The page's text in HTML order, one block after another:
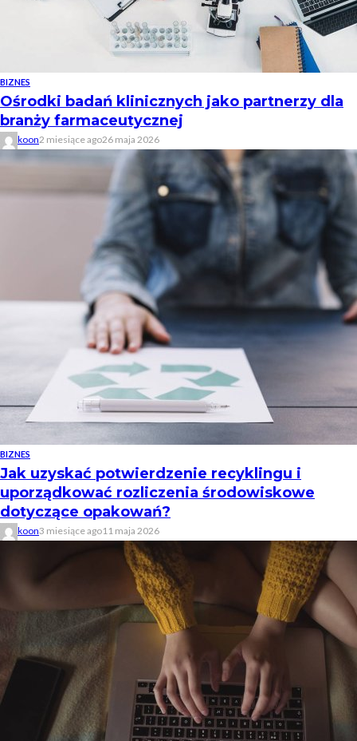
BIZNES
Ośrodki badań klinicznych jako partnerzy dla
branży farmaceutycznej
koon2 miesiące ago26 maja 2026
BIZNES
Jak uzyskać potwierdzenie recyklingu i
uporządkować rozliczenia środowiskowe
dotyczące opakowań?
koon3 miesiące ago11 maja 2026